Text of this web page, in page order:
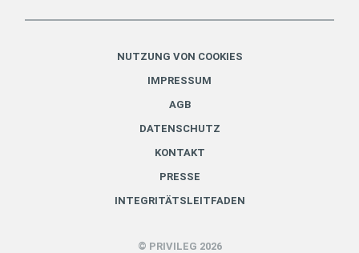
NUTZUNG VON COOKIES
IMPRESSUM
AGB
DATENSCHUTZ
KONTAKT
PRESSE
INTEGRITÄTSLEITFADEN
© PRIVILEG 2026